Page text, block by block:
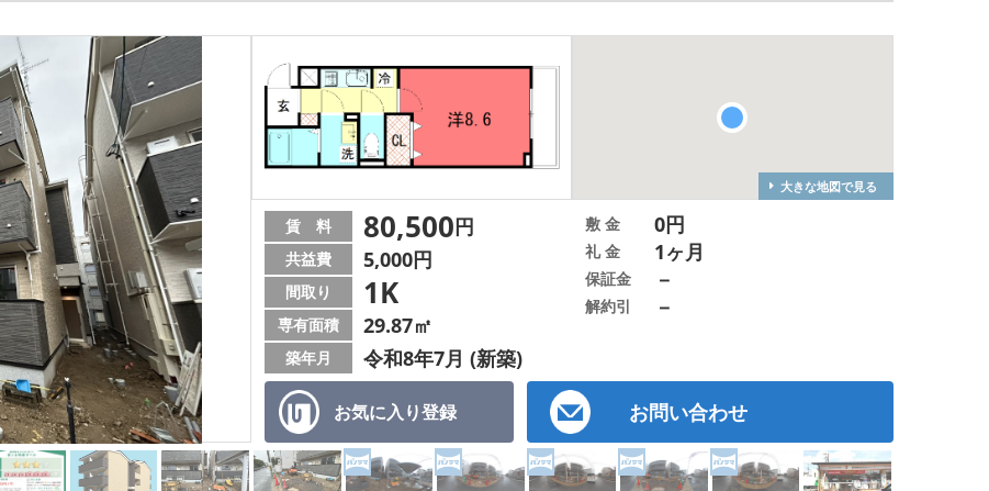
大きな地図で見る
お気に入り登録 お問い合わせ
賃 料 80,500円
共益費 5,000円
間取り 1K
専有面積 29.87㎡
築年月 令和8年7月 (新築)
敷 金 0円
礼 金 1ヶ月
保証金 －
解約引 －